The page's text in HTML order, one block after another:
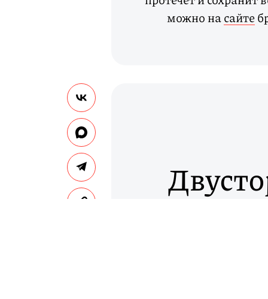
можно насайте